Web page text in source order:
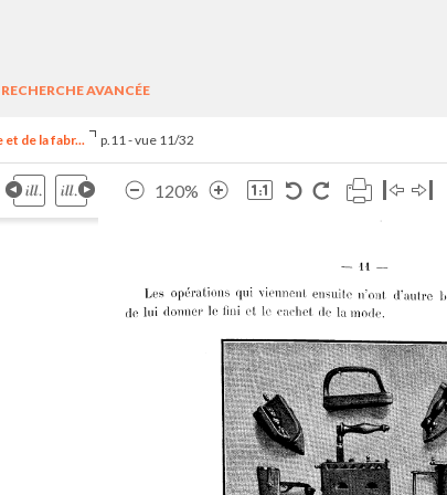
RECHERCHE AVANCÉE
de la fabr... p.11 - vue 11/32
120%